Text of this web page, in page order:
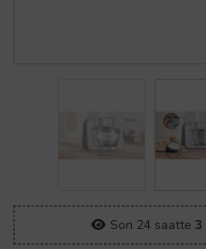
Son 24 saatte 3